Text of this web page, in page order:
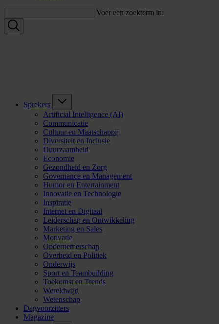
Voer een zoekterm in:
Sprekers
Artificial Intelligence (AI)
Communicatie
Cultuur en Maatschappij
Diversiteit en Inclusie
Duurzaamheid
Economie
Gezondheid en Zorg
Governance en Management
Humor en Entertainment
Innovatie en Technologie
Inspiratie
Internet en Digitaal
Leiderschap en Ontwikkeling
Marketing en Sales
Motivatie
Ondernemerschap
Overheid en Politiek
Onderwijs
Sport en Teambuilding
Toekomst en Trends
Wereldwijd
Wetenschap
Dagvoorzitters
Magazine